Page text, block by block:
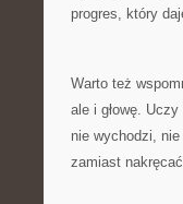
progres, który
Warto też
ale i głowę.
nie wychodzi,
zamiast